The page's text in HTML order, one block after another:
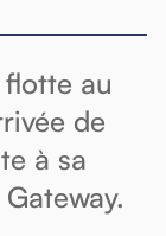
au
de
à sa